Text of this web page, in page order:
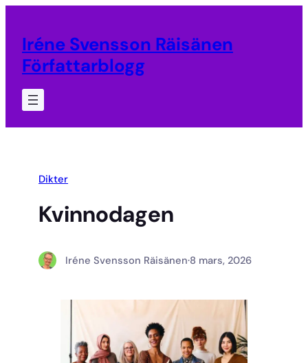
innehåll
Iréne Svensson Räisänen
Författarblogg
Dikter
Kvinnodagen
Iréne Svensson Räisänen·8 mars, 2026